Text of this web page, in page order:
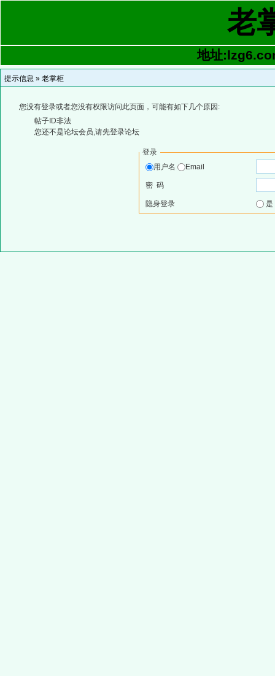
老
地址
提示信息 » 老掌柜
您没有登录或者您没有权限访问此页面，可能有如下几个原因:
帖子ID非法
您还不是论坛会员,请先登录论坛
登录
用户名
Email
密 码
隐身登录